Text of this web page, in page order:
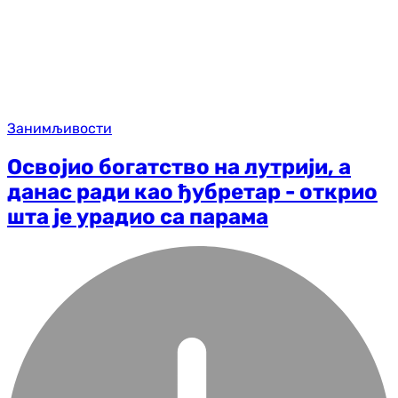
Занимљивости
Освојио богатство на лутрији, а
данас ради као ђубретар - открио
шта је урадио са парама